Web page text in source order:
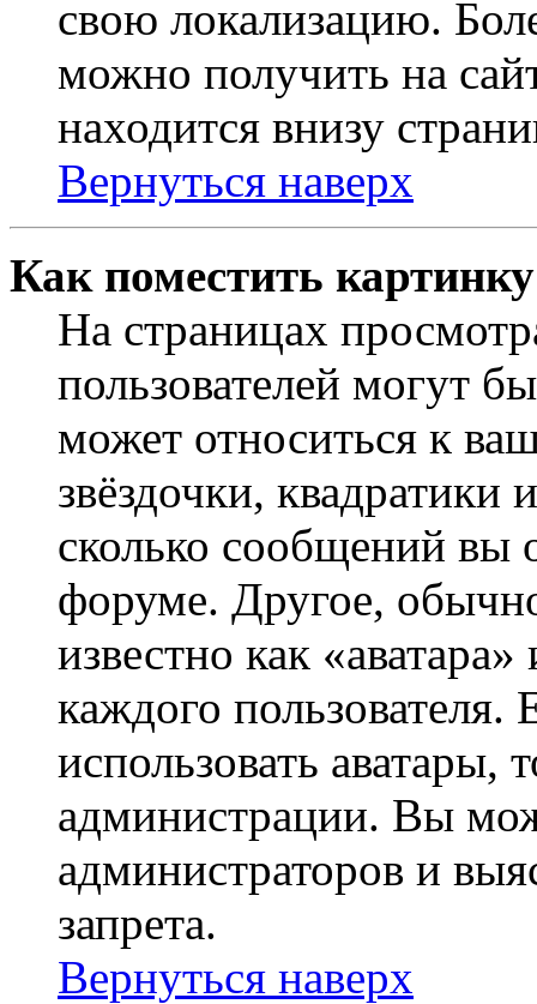
свою локализацию.
можно получить на
находится внизу
Вернуться наверх
Как поместить
На страницах
пользователей могут
может относиться к
звёздочки,
сколько сообщений вы
форуме. Другое,
известно как
каждого
использовать аватары,
администрации. Вы
администраторов и
запрета.
Вернуться наверх